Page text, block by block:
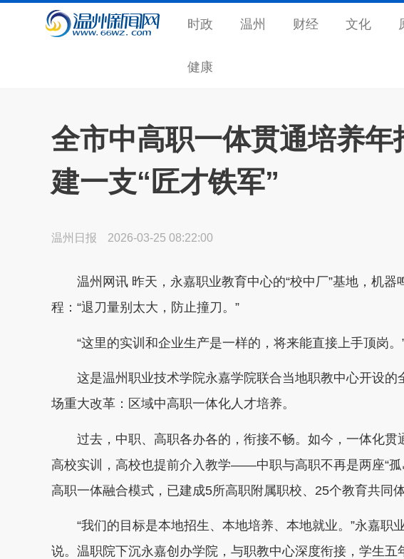
时政 温州 财经 文化
健康
全市中高职一体贯通培养
建一支“匠才铁军”
温州日报 2026-03-25 08:22:00
温州网讯 昨天，永嘉职业教育中心的“校中厂”基地，机器
程：“退刀量别太大，防止撞刀。”
“这里的实训和企业生产是一样的，将来能直接上手顶岗。”
这是温州职业技术学院永嘉学院联合当地职教中心开设的
场重大改革：区域中高职一体化人才培养。
过去，中职、高职各办各的，衔接不畅。如今，一体化贯
高校实训，高校也提前介入教学——中职与高职不再是两座“孤
高职一体融合模式，已建成5所高职附属职校、25个教育共同
“我们的目标是本地招生、本地培养、本地就业。”永嘉职
说。温职院下沉永嘉创办学院，与职教中心深度衔接，学生五